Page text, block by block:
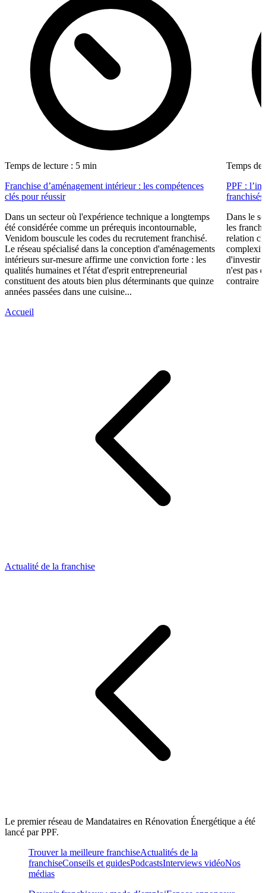
Temps de lecture : 5 min
Franchise d’aménagement intérieur : les compétences
clés pour réussir
Dans un secteur où l'expérience technique a longtemps
été considérée comme un prérequis incontournable,
Venidom bouscule les codes du recrutement franchisé.
Le réseau spécialisé dans la conception d'aménagements
intérieurs sur-mesure affirme une conviction forte : les
qualités humaines et l'état d'esprit entrepreneurial
constituent des atouts bien plus déterminants que quinze
années passées dans une cuisine...
Temps de
PPF :
franchisés
Dans le
les
relation
d'investir
n'est pas
contraire
Accueil
Actualité de la franchise
Le premier réseau de Mandataires en Rénovation Énergétique a été
lancé par PPF.
Trouver la meilleure franchiseActualités de la
franchiseConseils et guidesPodcastsInterviews vidéoNos
médias